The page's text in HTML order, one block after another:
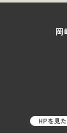
岡
HPを見